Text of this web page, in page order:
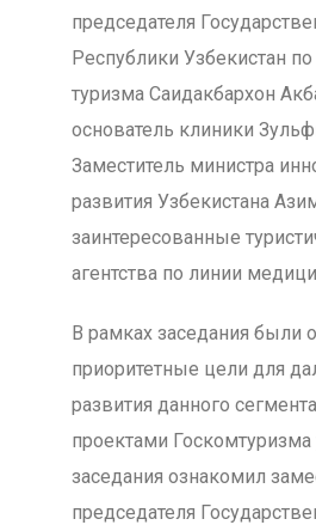
председателя
Республики Узбекистан
туризма Саидакбархон
основатель клиники
Заместитель министра
развития Узбекистана
заинтересованные
агентства по линии
В рамках заседания были
приоритетные цели для
развития данного
проектами Госкомтуризма
заседания ознакомил
председателя